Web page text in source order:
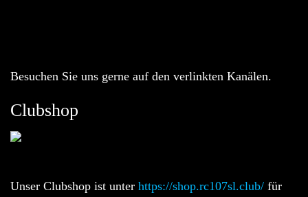
Besuchen Sie uns gerne auf den verlinkten Kanälen.
Clubshop
Unser Clubshop ist unter https://shop.rc107sl.club/ für